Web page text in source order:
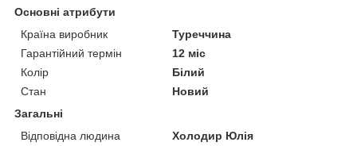
Основні атрибути
Країна виробник
Туреччина
Гарантійний термін
12 міс
Колір
Білий
Стан
Новий
Загальні
Відповідна людина
Холодир Юлія